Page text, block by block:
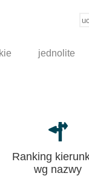
jednolite
Ranking
wg nazwy